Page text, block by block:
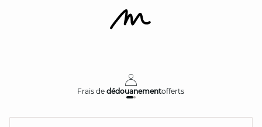
Frais dedédouanementofferts